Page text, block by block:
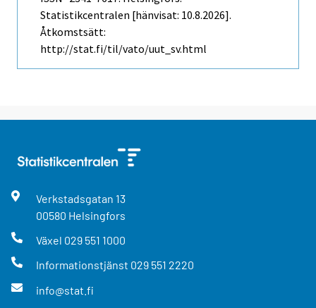
Statistikcentralen [hänvisat: 10.8.2026].
Åtkomstsätt:
http://stat.fi/til/vato/uut_sv.html
Verkstadsgatan 13
00580 Helsingfors
Växel 029 551 1000
Informationstjänst 029 551 2220
info@stat.fi